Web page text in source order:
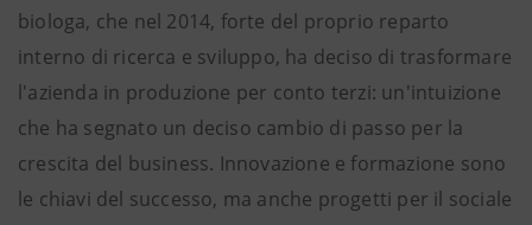
biologa, che nel 2014, forte del proprio reparto
interno di ricerca e sviluppo, ha deciso di trasformare
l'azienda in produzione per conto terzi: un'intuizione
che ha segnato un deciso cambio di passo per la
crescita del business. Innovazione e formazione sono
le chiavi del successo, ma anche progetti per il sociale